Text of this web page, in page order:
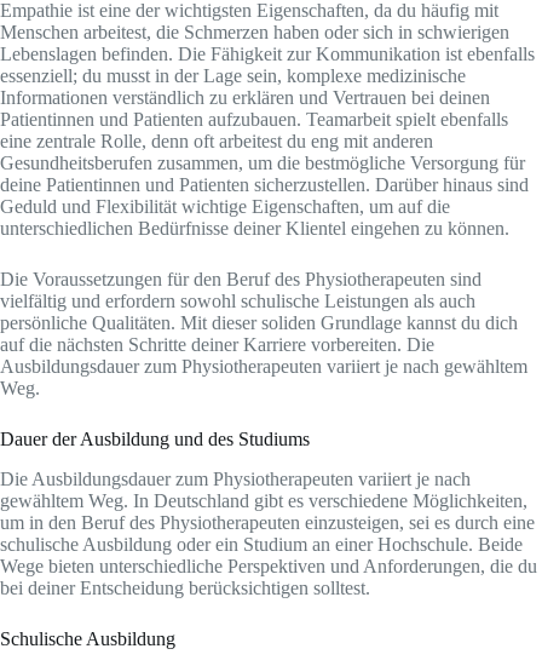
Empathie ist eine der wichtigsten Eigenschaften, da du häufig mit
Menschen arbeitest, die Schmerzen haben oder sich in schwierigen
Lebenslagen befinden. Die Fähigkeit zur Kommunikation ist ebenfalls
essenziell; du musst in der Lage sein, komplexe medizinische
Informationen verständlich zu erklären und Vertrauen bei deinen
Patientinnen und Patienten aufzubauen. Teamarbeit spielt ebenfalls
eine zentrale Rolle, denn oft arbeitest du eng mit anderen
Gesundheitsberufen zusammen, um die bestmögliche Versorgung für
deine Patientinnen und Patienten sicherzustellen. Darüber hinaus sind
Geduld und Flexibilität wichtige Eigenschaften, um auf die
unterschiedlichen Bedürfnisse deiner Klientel eingehen zu können.
Die Voraussetzungen für den Beruf des Physiotherapeuten sind
vielfältig und erfordern sowohl schulische Leistungen als auch
persönliche Qualitäten. Mit dieser soliden Grundlage kannst du dich
auf die nächsten Schritte deiner Karriere vorbereiten. Die
Ausbildungsdauer zum Physiotherapeuten variiert je nach gewähltem
Weg.
Dauer der Ausbildung und des Studiums
Die Ausbildungsdauer zum Physiotherapeuten variiert je nach
gewähltem Weg. In Deutschland gibt es verschiedene Möglichkeiten,
um in den Beruf des Physiotherapeuten einzusteigen, sei es durch eine
schulische Ausbildung oder ein Studium an einer Hochschule. Beide
Wege bieten unterschiedliche Perspektiven und Anforderungen, die du
bei deiner Entscheidung berücksichtigen solltest.
Schulische Ausbildung